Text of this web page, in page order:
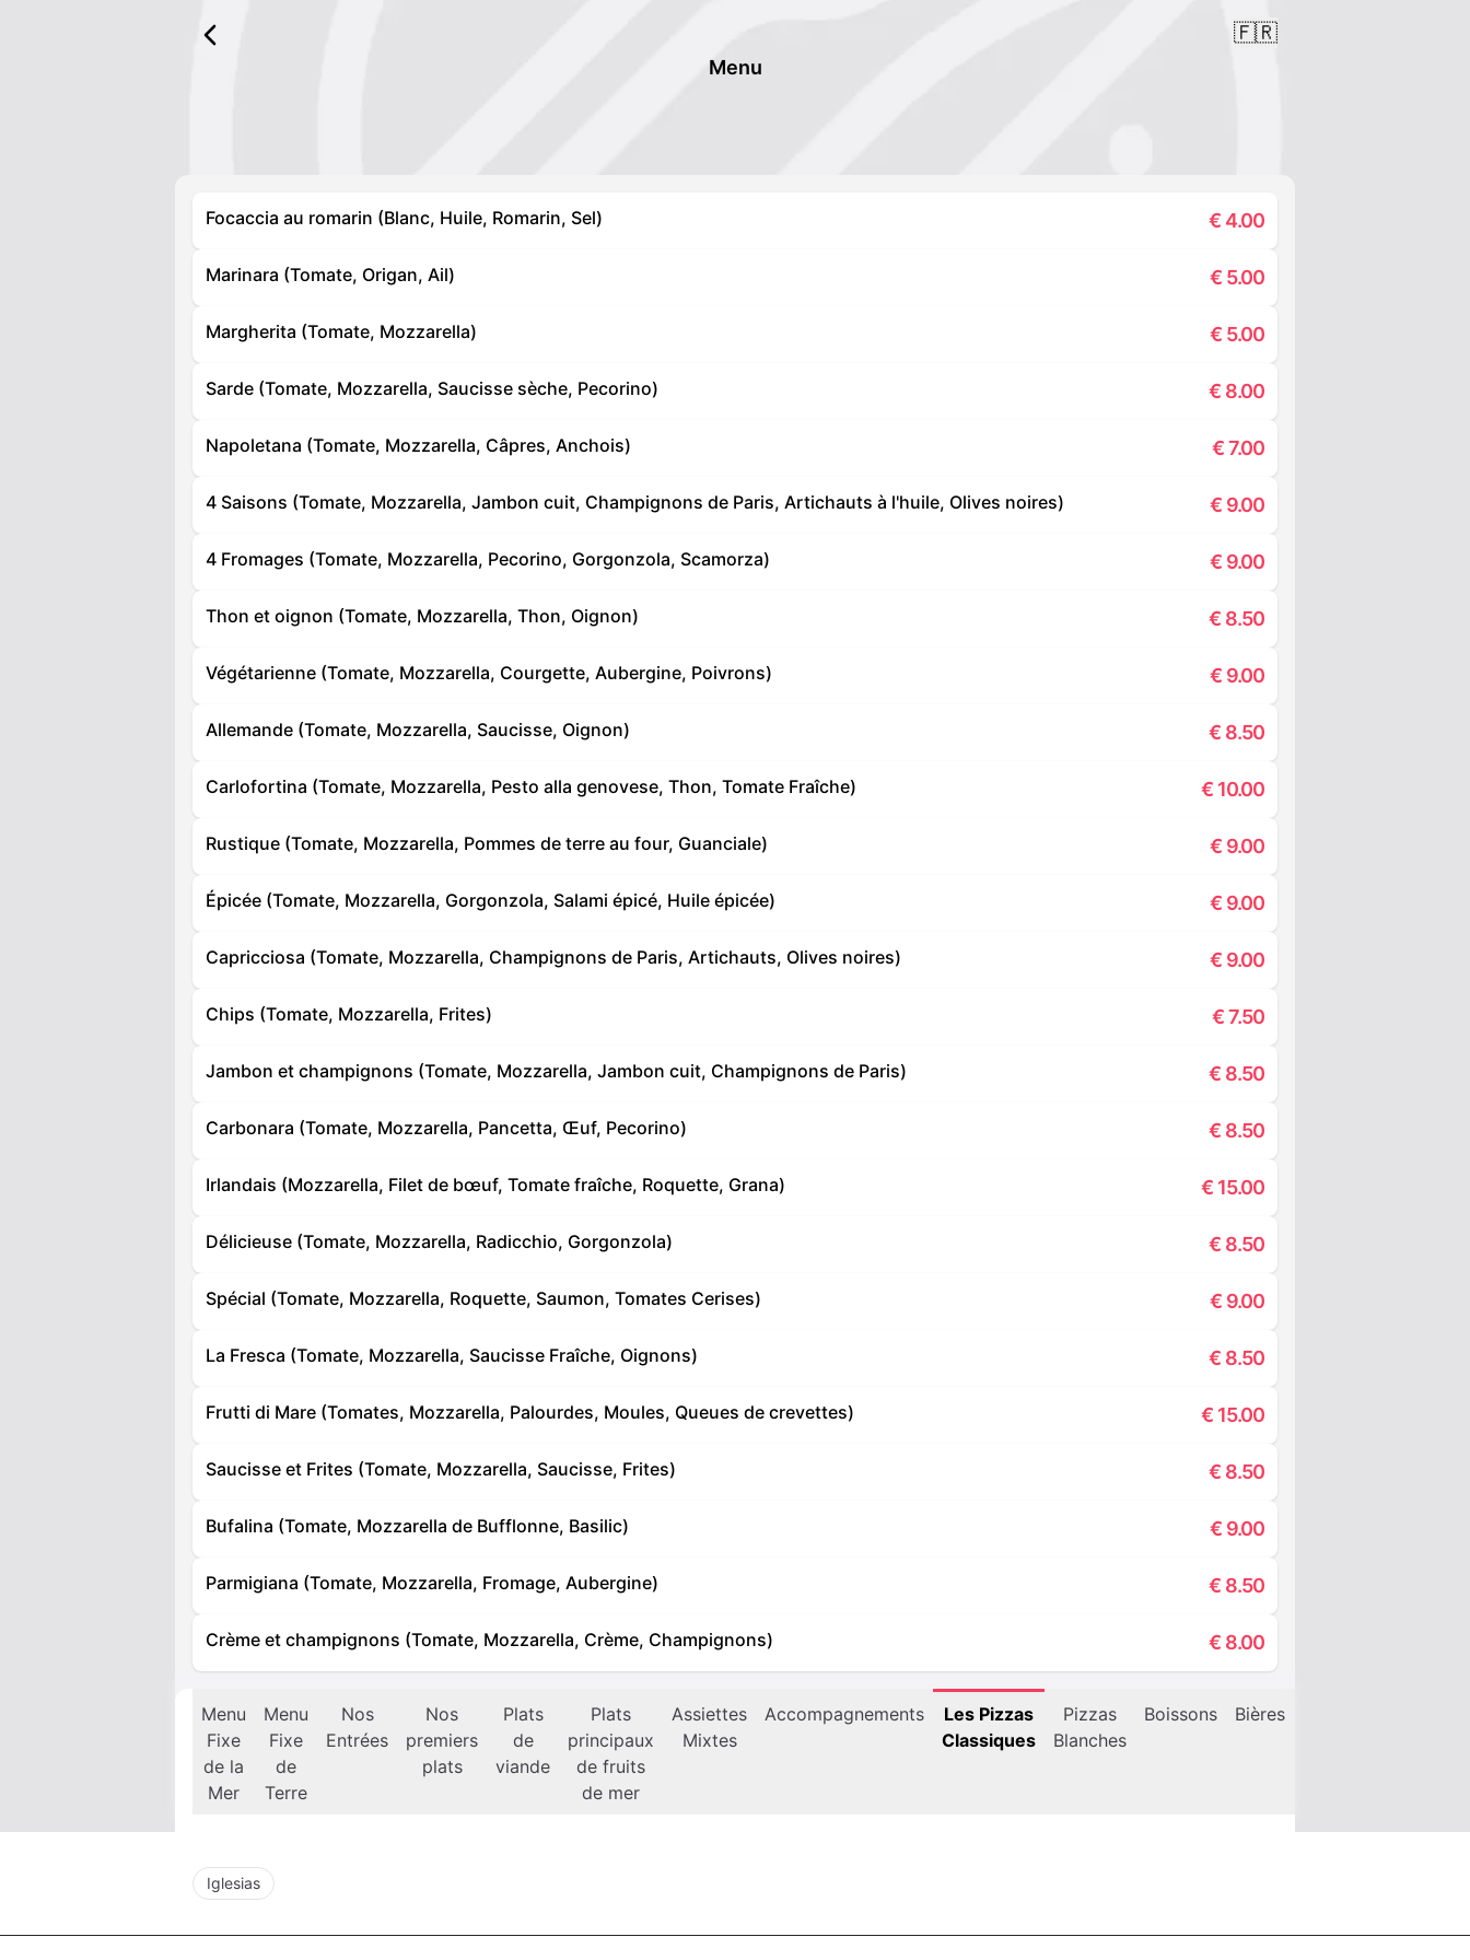
🇫🇷
Menu
Focaccia au romarin (Blanc, Huile, Romarin, Sel) € 4.00
Marinara (Tomate, Origan, Ail) € 5.00
Margherita (Tomate, Mozzarella) € 5.00
Sarde (Tomate, Mozzarella, Saucisse sèche, Pecorino) € 8.00
Napoletana (Tomate, Mozzarella, Câpres, Anchois) €7.00
4 Saisons (Tomate, Mozzarella, Jambon cuit, Champignons de Paris, Artichauts à l'huile, Olives noires) € 9.00
4 Fromages (Tomate, Mozzarella, Pecorino, Gorgonzola, Scamorza) € 9.00
Thon et oignon (Tomate, Mozzarella, Thon, Oignon) € 8.50
Végétarienne (Tomate, Mozzarella, Courgette, Aubergine, Poivrons) € 9.00
Allemande (Tomate, Mozzarella, Saucisse, Oignon) € 8.50
Carlofortina (Tomate, Mozzarella, Pesto alla genovese, Thon, Tomate Fraîche) € 10.00
Rustique (Tomate, Mozzarella, Pommes de terre au four, Guanciale) € 9.00
Épicée (Tomate, Mozzarella, Gorgonzola, Salami épicé, Huile épicée) € 9.00
Capricciosa (Tomate, Mozzarella, Champignons de Paris, Artichauts, Olives noires) € 9.00
Chips (Tomate, Mozzarella, Frites) €7.50
Jambon et champignons (Tomate, Mozzarella, Jambon cuit, Champignons de Paris) € 8.50
Carbonara (Tomate, Mozzarella, Pancetta, Œuf, Pecorino) € 8.50
Irlandais (Mozzarella, Filet de bœuf, Tomate fraîche, Roquette, Grana) € 15.00
Délicieuse (Tomate, Mozzarella, Radicchio, Gorgonzola) € 8.50
Spécial (Tomate, Mozzarella, Roquette, Saumon, Tomates Cerises) € 9.00
La Fresca (Tomate, Mozzarella, Saucisse Fraîche, Oignons) € 8.50
Frutti di Mare (Tomates, Mozzarella, Palourdes, Moules, Queues de crevettes) € 15.00
Saucisse et Frites (Tomate, Mozzarella, Saucisse, Frites) € 8.50
Bufalina (Tomate, Mozzarella de Bufflonne, Basilic) € 9.00
Parmigiana (Tomate, Mozzarella, Fromage, Aubergine) € 8.50
Crème et champignons (Tomate, Mozzarella, Crème, Champignons) € 8.00
Menu
Fixe
de la
Mer
Menu
Fixe
de
Terre
Nos
Entrées
Nos
premiers
plats
Plats
de
viande
Plats
principaux
de fruits
de mer
Assiettes
Mixtes
Accompagnements
Les Pizzas
Classiques
Pizzas
Blanches
Boissons Bières
Iglesias